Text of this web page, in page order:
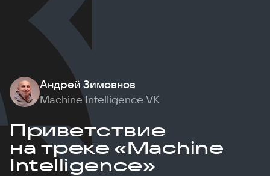
Андрей Зимовнов
Machine Intelligence VK
Приветствие
на треке «Machine
Intelligence»